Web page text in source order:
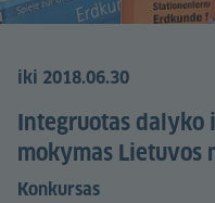
iki 2018.06.30
Integruotas dalyko
mokymas Lietuvos
Konkursas